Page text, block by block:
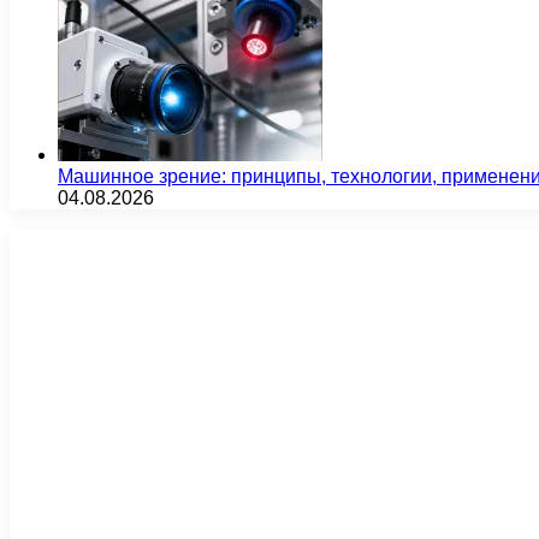
Машинное зрение: принципы, технологии,
04.08.2026